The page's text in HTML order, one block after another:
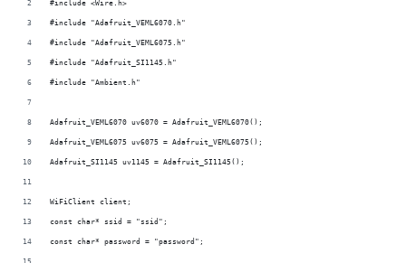
#include <Wire.h>
#include "Adafruit_VEML6070.h"
#include "Adafruit_VEML6075.h"
#include "Adafruit_SI1145.h"
#include "Ambient.h"
Adafruit_VEML6070 uv6070 = Adafruit_VEML6070();
Adafruit_VEML6075 uv6075 = Adafruit_VEML6075();
Adafruit_SI1145 uv1145 = Adafruit_SI1145();
WiFiClient client;
const char* ssid = "ssid";
const char* password = "password";